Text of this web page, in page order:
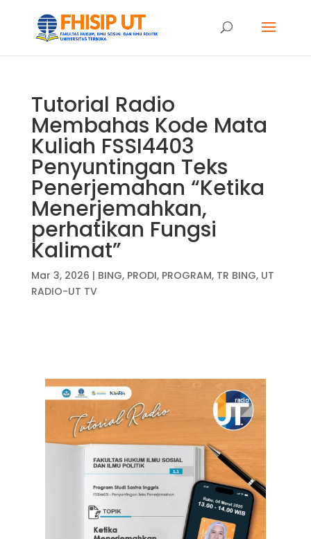
Tutorial Radio
Membahas Kode Mata
Kuliah FSSI4403
Penyuntingan Teks
Penerjemahan “Ketika
Menerjemahkan,
perhatikan Fungsi
Kalimat”
Mar 3, 2026 | BING, PRODI, PROGRAM, TR BING, UT
RADIO-UT TV